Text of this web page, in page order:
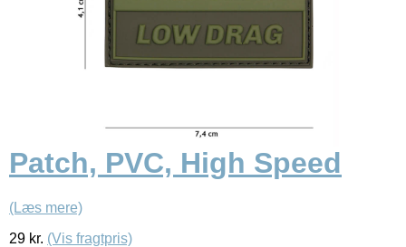
Patch, PVC, High Speed
(Læs mere)
29 kr. (Vis fragtpris)